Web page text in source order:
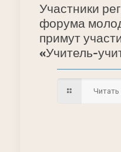
Участники
форума
примут
«Учитель-
Читать